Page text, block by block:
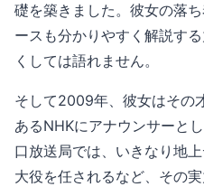
礎を築きました。彼女の落
ースも分かりやすく解説す
くしては語れません。
そして2009年、彼女はその
あるNHKにアナウンサーと
口放送局では、いきなり地
大役を任されるなど、その